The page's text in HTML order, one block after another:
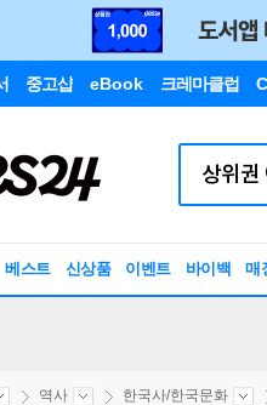
중고샵 eBook 크레마클럽
베스트 신상품 이벤트 바이백 매
역사 한국사/한국문화